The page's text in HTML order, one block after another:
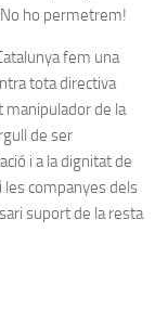
ho permetrem!
fem una
tota directiva
manipulador de la
de ser
i a la dignitat de
les companyes dels
suport de la resta